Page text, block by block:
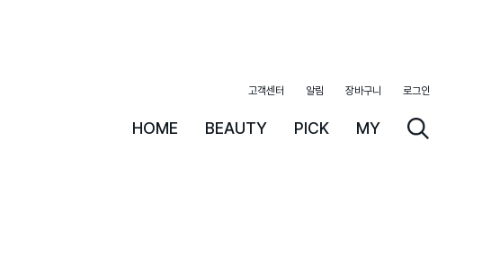
HOME BEAUTY PICK MY
고객센터 알림 장바구니 로그인